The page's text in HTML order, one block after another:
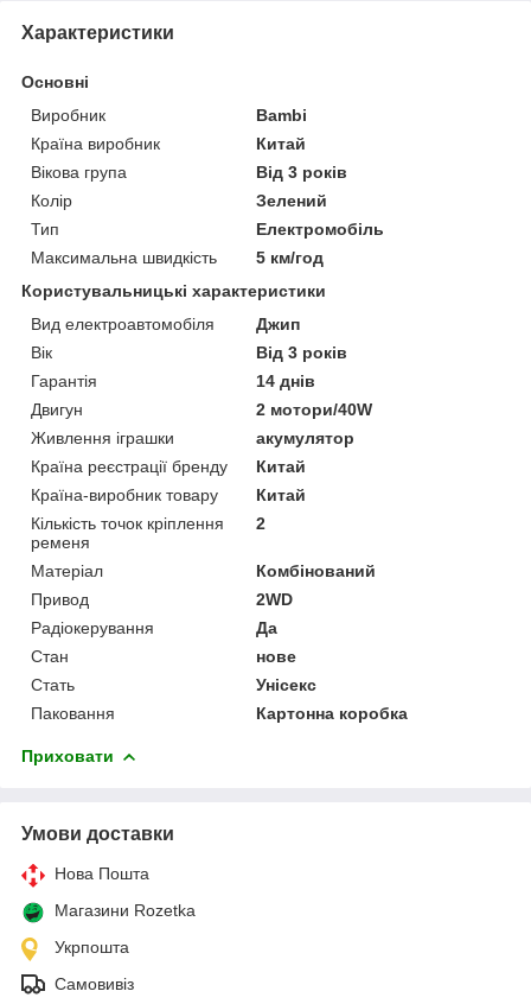
Характеристики
Основні
Виробник
Bambi
Країна виробник
Китай
Вікова група
Від 3 років
Колір
Зелений
Тип
Електромобіль
Максимальна швидкість
5 км/год
Користувальницькі характеристики
Вид електроавтомобіля
Джип
Вік
Від 3 років
Гарантія
14 днів
Двигун
2 мотори/40W
Живлення іграшки
акумулятор
Країна реєстрації бренду
Китай
Країна-виробник товару
Китай
Кількість точок кріплення
ременя
2
Матеріал
Комбінований
Привод
2WD
Радіокерування
Да
Стан
нове
Стать
Унісекс
Паковання
Картонна коробка
Приховати
Умови доставки
Нова Пошта
Магазини Rozetka
Укрпошта
Самовивіз